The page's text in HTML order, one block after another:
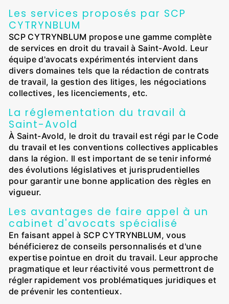
Les services proposés par SCP
CYTRYNBLUM
SCP CYTRYNBLUM propose une gamme complète
de services en droit du travail à Saint-Avold. Leur
équipe d'avocats expérimentés intervient dans
divers domaines tels que la rédaction de contrats
de travail, la gestion des litiges, les négociations
collectives, les licenciements, etc.
La réglementation du travail à
Saint-Avold
À Saint-Avold, le droit du travail est régi par le Code
du travail et les conventions collectives applicables
dans la région. Il est important de se tenir informé
des évolutions législatives et jurisprudentielles
pour garantir une bonne application des règles en
vigueur.
Les avantages de faire appel à un
cabinet d'avocats spécialisé
En faisant appel à SCP CYTRYNBLUM, vous
bénéficierez de conseils personnalisés et d'une
expertise pointue en droit du travail. Leur approche
pragmatique et leur réactivité vous permettront de
régler rapidement vos problématiques juridiques et
de prévenir les contentieux.